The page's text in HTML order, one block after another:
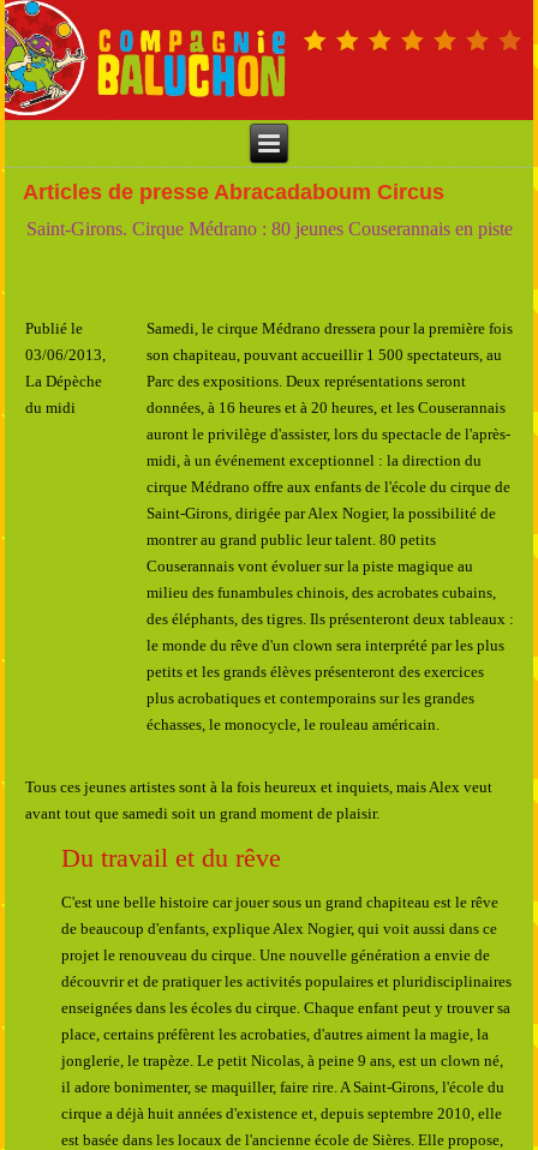
Articles de presse Abracadaboum Circus
Saint-Girons. Cirque Médrano : 80 jeunes Couserannais en piste
Publié le
03/06/2013,
La Dépèche
du midi
Samedi, le cirque Médrano dressera pour la première fois
son chapiteau, pouvant accueillir 1 500 spectateurs, au
Parc des expositions. Deux représentations seront
données, à 16 heures et à 20 heures, et les Couserannais
auront le privilège d'assister, lors du spectacle de l'après-
midi, à un événement exceptionnel : la direction du
cirque Médrano offre aux enfants de l'école du cirque de
Saint-Girons, dirigée par Alex Nogier, la possibilité de
montrer au grand public leur talent. 80 petits
Couserannais vont évoluer sur la piste magique au
milieu des funambules chinois, des acrobates cubains,
des éléphants, des tigres. Ils présenteront deux tableaux :
le monde du rêve d'un clown sera interprété par les plus
petits et les grands élèves présenteront des exercices
plus acrobatiques et contemporains sur les grandes
échasses, le monocycle, le rouleau américain.
Tous ces jeunes artistes sont à la fois heureux et inquiets, mais Alex veut
avant tout que samedi soit un grand moment de plaisir.
Du travail et du rêve
C'est une belle histoire car jouer sous un grand chapiteau est le rêve
de beaucoup d'enfants, explique Alex Nogier, qui voit aussi dans ce
projet le renouveau du cirque. Une nouvelle génération a envie de
découvrir et de pratiquer les activités populaires et pluridisciplinaires
enseignées dans les écoles du cirque. Chaque enfant peut y trouver sa
place, certains préfèrent les acrobaties, d'autres aiment la magie, la
jonglerie, le trapèze. Le petit Nicolas, à peine 9 ans, est un clown né,
il adore bonimenter, se maquiller, faire rire. A Saint-Girons, l'école du
cirque a déjà huit années d'existence et, depuis septembre 2010, elle
est basée dans les locaux de l'ancienne école de Sières. Elle propose,